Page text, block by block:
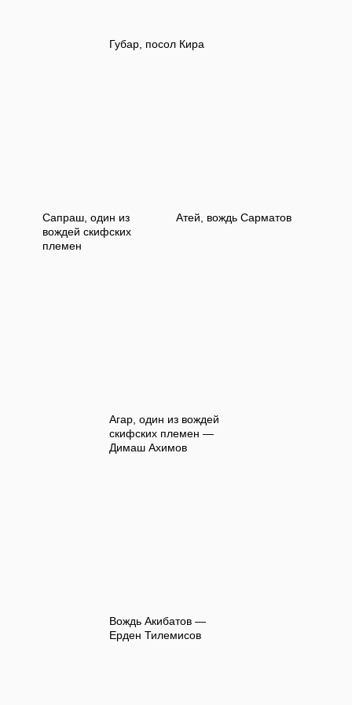
Губар, посол Кира
Сапраш, один из
вождей скифских
племен
Атей, вождь Сарматов
Агар, один из вождей
скифских племен —
Димаш Ахимов
Вождь Акибатов —
Ерден Тилемисов